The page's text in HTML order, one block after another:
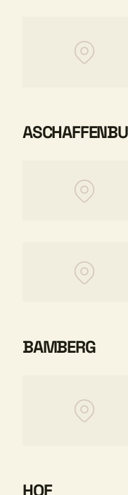
BAMBERG
HOF